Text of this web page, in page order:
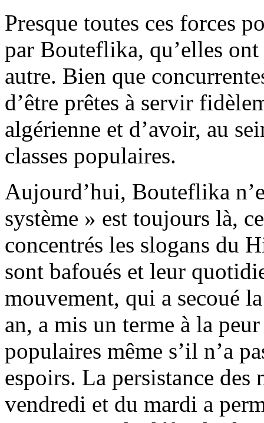
Presque toutes ces forces
par Bouteflika, qu’elles
autre. Bien que
d’être prêtes à servir
algérienne et d’avoir, au
classes populaires.
Aujourd’hui, Bouteflika
système » est toujours là,
concentrés les slogans du
sont bafoués et leur
mouvement, qui a secoué
an, a mis un terme à la
populaires même s’il n’a
espoirs. La persistance des
vendredi et du mardi a